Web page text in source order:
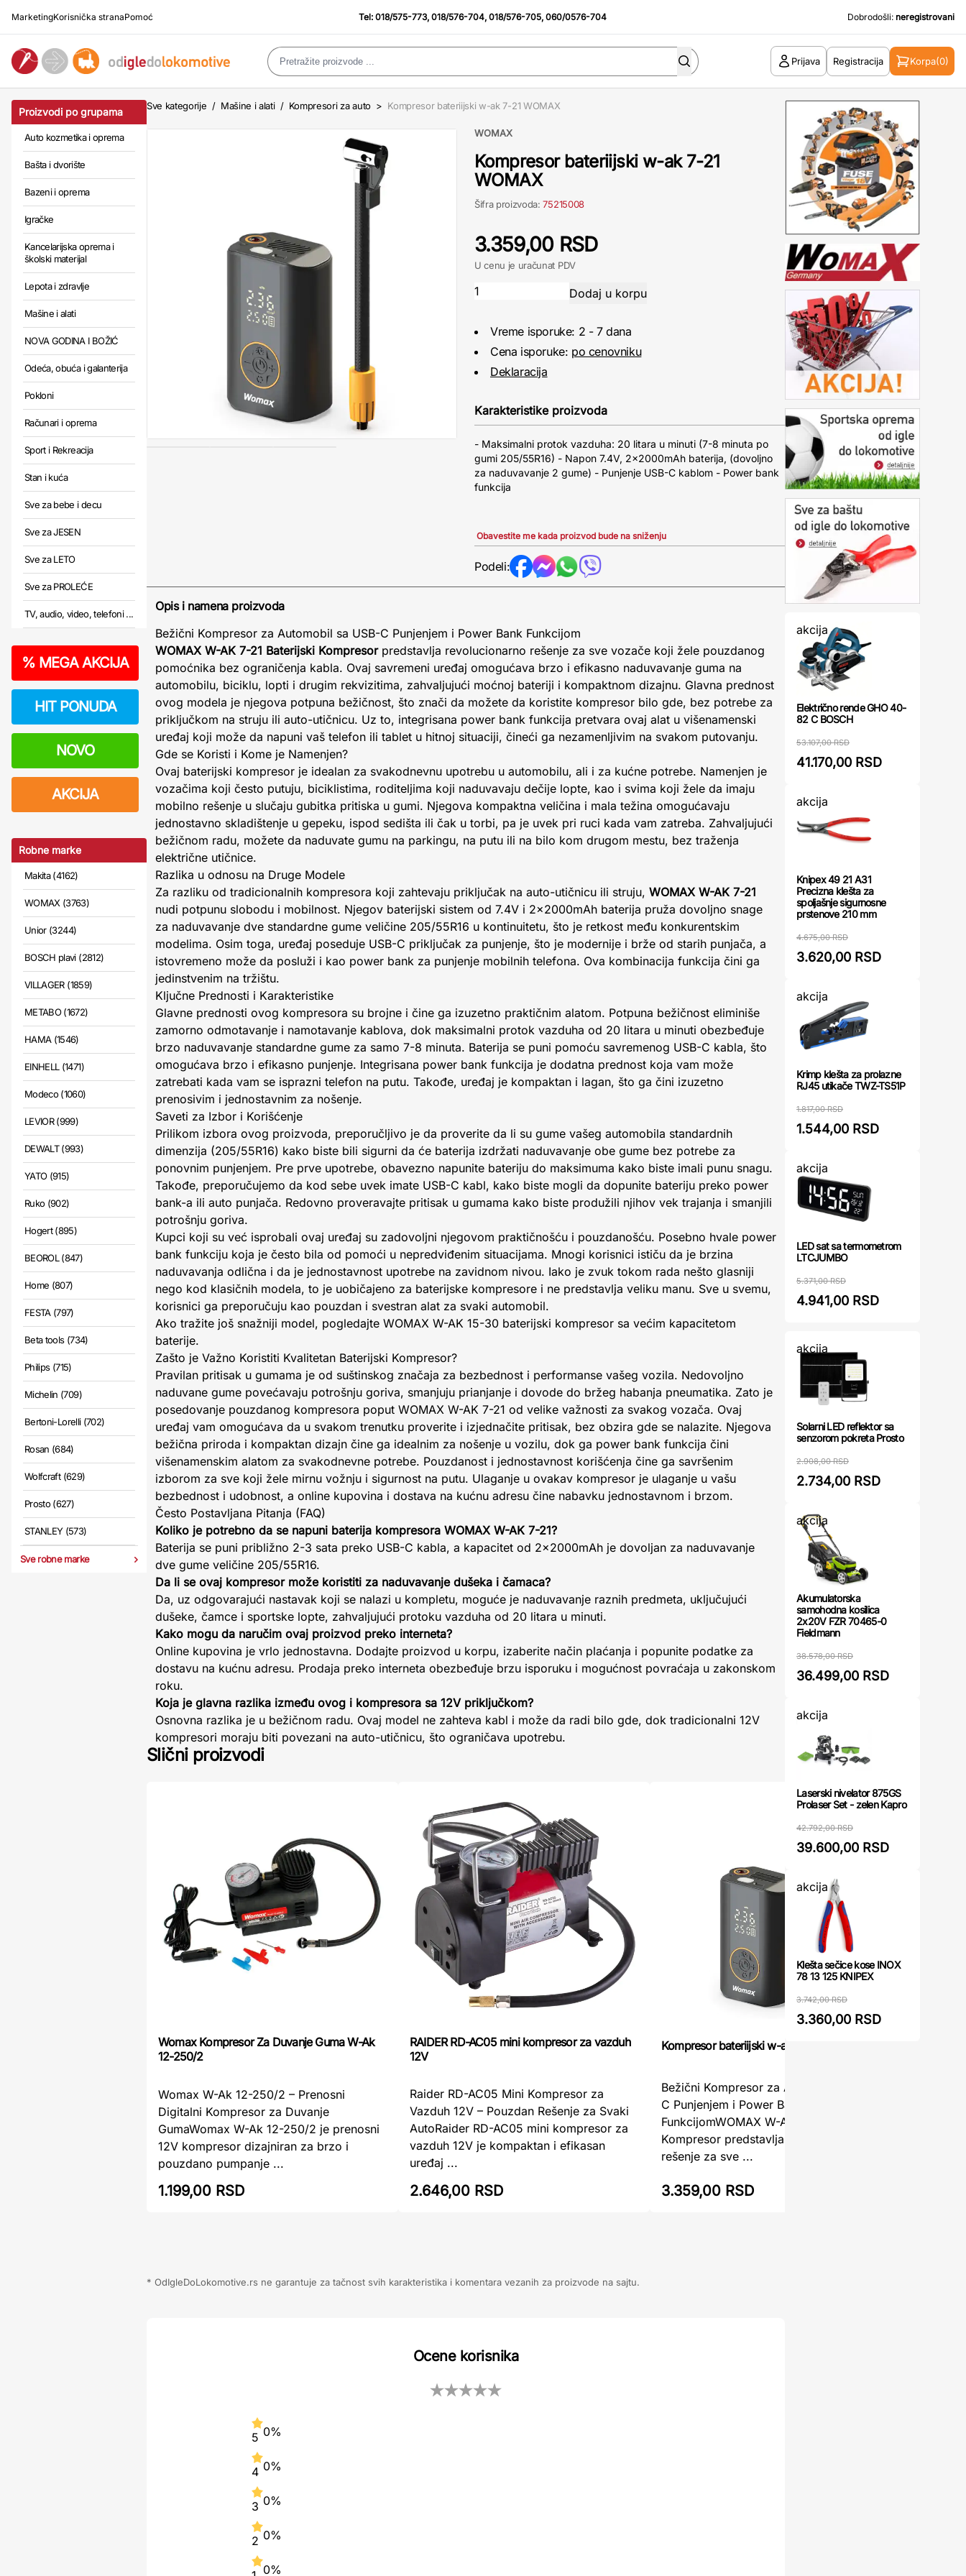
MarketingKorisnička stranaPomoć Tel:018/575-773,018/576-704,018/576-705,060/0576-704 Dobrodošli: neregistrovani
Prijava Registracija Korpa(0)
Proizvodi po grupama
Auto kozmetika i oprema
Bašta i dvorište
Bazeni i oprema
Igračke
Kancelarijska oprema i
školski materijal
Lepota i zdravlje
Mašine i alati
NOVA GODINA I BOŽIĆ
Odeća, obuća i galanterija
Pokloni
Računari i oprema
Sport i Rekreacija
Stan i kuća
Sve za bebe i decu
Sve za JESEN
Sve za LETO
Sve za PROLEĆE
TV, audio, video, telefoni ...
% MEGA AKCIJA
HIT PONUDA
NOVO
AKCIJA
Robne marke
Makita (4162)
WOMAX (3763)
Unior (3244)
BOSCH plavi (2812)
VILLAGER (1859)
METABO (1672)
HAMA (1546)
EINHELL (1471)
Modeco (1060)
LEVIOR (999)
DEWALT (993)
YATO (915)
Ruko (902)
Hogert (895)
BEOROL (847)
Home (807)
FESTA (797)
Beta tools (734)
Philips (715)
Michelin (709)
Bertoni-Lorelli (702)
Rosan (684)
Wolfcraft (629)
Prosto (627)
STANLEY (573)
Sve robne marke
Sve kategorije / Mašine i alati / Kompresori za auto > Kompresor bateriijski w-ak 7-21 WOMAX
WOMAX
Kompresor bateriijski w-ak 7-21
WOMAX
Šifra proizvoda:75215008
3.359,00 RSD
U cenu je uračunat PDV
Vreme isporuke: 2 - 7 dana
Cena isporuke: po cenovniku
Deklaracija
Karakteristike proizvoda
- Maksimalni protok vazduha: 20 litara u minuti (7-8 minuta po
gumi 205/55R16) - Napon 7.4V, 2x2000mAh baterija, (dovoljno
za naduvavanje 2 gume) - Punjenje USB-C kablom - Power bank
funkcija
Obavestite me kada proizvod bude na sniženju
Podeli:
Opis i namena proizvoda
Bežični Kompresor za Automobil sa USB-C Punjenjem i Power Bank Funkcijom
WOMAX W-AK 7-21 Baterijski Kompresorpredstavlja revolucionarno rešenje za sve vozače koji žele pouzdanog
pomoćnika bez ograničenja kabla. Ovaj savremeni uređaj omogućava brzo i efikasno naduvavanje guma na
automobilu, biciklu, lopti i drugim rekvizitima, zahvaljujući moćnoj bateriji i kompaktnom dizajnu. Glavna prednost
ovog modela je njegova potpuna bežičnost, što znači da možete da koristite kompresor bilo gde, bez potrebe za
priključkom na struju ili auto-utičnicu. Uz to, integrisana power bank funkcija pretvara ovaj alat u višenamenski
uređaj koji može da napuni vaš telefon ili tablet u hitnoj situaciji, čineći ga nezamenljivim na svakom putovanju.
Gde se Koristi i Kome je Namenjen?
Ovaj baterijski kompresor je idealan za svakodnevnu upotrebu u automobilu, ali i za kućne potrebe. Namenjen je
vozačima koji često putuju, biciklistima, roditeljima koji naduvavaju dečije lopte, kao i svima koji žele da imaju
mobilno rešenje u slučaju gubitka pritiska u gumi. Njegova kompaktna veličina i mala težina omogućavaju
jednostavno skladištenje u gepeku, ispod sedišta ili čak u torbi, pa je uvek pri ruci kada vam zatreba. Zahvaljujući
bežičnom radu, možete da naduvate gumu na parkingu, na putu ili na bilo kom drugom mestu, bez traženja
električne utičnice.
Razlika u odnosu na Druge Modele
Za razliku od tradicionalnih kompresora koji zahtevaju priključak na auto-utičnicu ili struju, WOMAX W-AK 7-21
nudi potpunu slobodu i mobilnost. Njegov baterijski sistem od 7.4V i 2x2000mAh baterija pruža dovoljno snage
za naduvavanje dve standardne gume veličine 205/55R16 u kontinuitetu, što je retkost među konkurentskim
modelima. Osim toga, uređaj poseduje USB-C priključak za punjenje, što je modernije i brže od starih punjača, a
istovremeno može da posluži i kao power bank za punjenje mobilnih telefona. Ova kombinacija funkcija čini ga
jedinstvenim na tržištu.
Ključne Prednosti i Karakteristike
Glavne prednosti ovog kompresora su brojne i čine ga izuzetno praktičnim alatom. Potpuna bežičnost eliminiše
zamorno odmotavanje i namotavanje kablova, dok maksimalni protok vazduha od 20 litara u minuti obezbeđuje
brzo naduvavanje standardne gume za samo 7-8 minuta. Baterija se puni pomoću savremenog USB-C kabla, što
omogućava brzo i efikasno punjenje. Integrisana power bank funkcija je dodatna prednost koja vam može
zatrebati kada vam se isprazni telefon na putu. Takođe, uređaj je kompaktan i lagan, što ga čini izuzetno
prenosivim i jednostavnim za nošenje.
Saveti za Izbor i Korišćenje
Prilikom izbora ovog proizvoda, preporučljivo je da proverite da li su gume vašeg automobila standardnih
dimenzija (205/55R16) kako biste bili sigurni da će baterija izdržati naduvavanje obe gume bez potrebe za
ponovnim punjenjem. Pre prve upotrebe, obavezno napunite bateriju do maksimuma kako biste imali punu snagu.
Takođe, preporučujemo da kod sebe uvek imate USB-C kabl, kako biste mogli da dopunite bateriju preko power
bank-a ili auto punjača. Redovno proveravajte pritisak u gumama kako biste produžili njihov vek trajanja i smanjili
potrošnju goriva.
Kupci koji su već isprobali ovaj uređaj su zadovoljni njegovom praktičnošću i pouzdanošću. Posebno hvale power
bank funkciju koja je često bila od pomoći u nepredviđenim situacijama. Mnogi korisnici ističu da je brzina
naduvavanja odlična i da je jednostavnost upotrebe na zavidnom nivou. Iako je zvuk tokom rada nešto glasniji
nego kod klasičnih modela, to je uobičajeno za baterijske kompresore i ne predstavlja veliku manu. Sve u svemu,
korisnici ga preporučuju kao pouzdan i svestran alat za svaki automobil.
Ako tražite još snažniji model, pogledajte WOMAX W-AK 15-30 baterijski kompresor sa većim kapacitetom
baterije.
Zašto je Važno Koristiti Kvalitetan Baterijski Kompresor?
Pravilan pritisak u gumama je od suštinskog značaja za bezbednost i performanse vašeg vozila. Nedovoljno
naduvane gume povećavaju potrošnju goriva, smanjuju prianjanje i dovode do bržeg habanja pneumatika. Zato je
posedovanje pouzdanog kompresora poput WOMAX W-AK 7-21 od velike važnosti za svakog vozača. Ovaj
uređaj vam omogućava da u svakom trenutku proverite i izjednačite pritisak, bez obzira gde se nalazite. Njegova
bežična priroda i kompaktan dizajn čine ga idealnim za nošenje u vozilu, dok ga power bank funkcija čini
višenamenskim alatom za svakodnevne potrebe. Pouzdanost i jednostavnost korišćenja čine ga savršenim
izborom za sve koji žele mirnu vožnju i sigurnost na putu. Ulaganje u ovakav kompresor je ulaganje u vašu
bezbednost i udobnost, a online kupovina i dostava na kućnu adresu čine nabavku jednostavnom i brzom.
Često Postavljana Pitanja (FAQ)
Koliko je potrebno da se napuni baterija kompresora WOMAX W-AK 7-21?
Baterija se puni približno 2-3 sata preko USB-C kabla, a kapacitet od 2x2000mAh je dovoljan za naduvavanje
dve gume veličine 205/55R16.
Da li se ovaj kompresor može koristiti za naduvavanje dušeka i čamaca?
Da, uz odgovarajući nastavak koji se nalazi u kompletu, moguće je naduvavanje raznih predmeta, uključujući
dušeke, čamce i sportske lopte, zahvaljujući protoku vazduha od 20 litara u minuti.
Kako mogu da naručim ovaj proizvod preko interneta?
Online kupovina je vrlo jednostavna. Dodajte proizvod u korpu, izaberite način plaćanja i popunite podatke za
dostavu na kućnu adresu. Prodaja preko interneta obezbeđuje brzu isporuku i mogućnost povraćaja u zakonskom
roku.
Koja je glavna razlika između ovog i kompresora sa 12V priključkom?
Osnovna razlika je u bežičnom radu. Ovaj model ne zahteva kabl i može da radi bilo gde, dok tradicionalni 12V
kompresori moraju biti povezani na auto-utičnicu, što ograničava upotrebu.
Slični proizvodi
Womax Kompresor Za Duvanje Guma W-Ak
12-250/2
Womax W-Ak 12-250/2 – Prenosni
Digitalni Kompresor za Duvanje
GumaWomax W-Ak 12-250/2 je prenosni
12V kompresor dizajniran za brzo i
pouzdano pumpanje ...
1.199,00 RSD
RAIDER RD-AC05 mini kompresor za vazduh
12V
Raider RD-AC05 Mini Kompresor za
Vazduh 12V – Pouzdan Rešenje za Svaki
AutoRaider RD-AC05 mini kompresor za
vazduh 12V je kompaktan i efikasan
uređaj ...
2.646,00 RSD
Kompresor bateriijski w-ak 7-21 WOMAX
Bežični Kompresor za Automobil sa USB-
C Punjenjem i Power Bank
FunkcijomWOMAX W-AK 7-21 Baterijski
Kompresor predstavlja revolucionarno
rešenje za sve ...
3.359,00 RSD
* OdIgleDoLokomotive.rs ne garantuje za tačnost svih karakteristika i komentara vezanih za proizvode na sajtu.
Ocene korisnika
5 0%
4 0%
3 0%
2 0%
0%
akcija
Električno rende GHO 40-
82 C BOSCH
53.107,00 RSD
41.170,00 RSD
akcija
Knipex 49 21 A31
Precizna klešta za
spoljašnje sigurnosne
prstenove 210 mm
4.675,00 RSD
3.620,00 RSD
akcija
Krimp klešta za prolazne
RJ45 utikače TWZ-TS51P
1.817,00 RSD
1.544,00 RSD
akcija
LED sat sa termometrom
LTCJUMBO
5.371,00 RSD
4.941,00 RSD
akcija
Solarni LED reflektor sa
senzorom pokreta Prosto
2.908,00 RSD
2.734,00 RSD
akcija
Akumulatorska
samohodna kosilica
2x20V FZR 70465-0
Fieldmann
38.578,00 RSD
36.499,00 RSD
akcija
Laserski nivelator 875GS
Prolaser Set - zelen Kapro
42.792,00 RSD
39.600,00 RSD
akcija
Klešta sečice kose INOX
78 13 125 KNIPEX
3.742,00 RSD
3.360,00 RSD